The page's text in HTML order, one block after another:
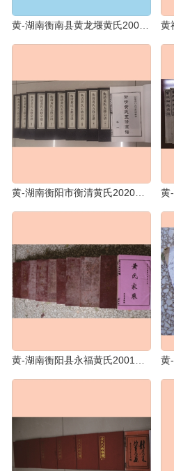
黄-湖南衡南县黄龙堰黄氏2005版《黄氏族谱》：本谱系膺祖盛源公位下谱，共18册
黄-湖南衡阳市衡清黄氏2020版《衡清黄氏五修宗谱》：全套11册，黄德富主修
黄-湖南衡阳县永福黄氏2001版《黄氏六修族谱》：观公位下，共8册